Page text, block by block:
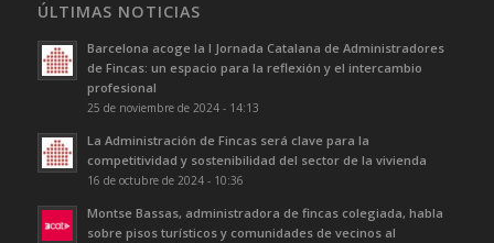
ÚLTIMAS NOTICIAS
Barcelona acoge la I Jornada Catalana de Administradores
de Fincas: un espacio para la reflexión y el intercambio
profesional
25 de noviembre de 2024 - 14:13
La Administración de Fincas será clave para la
competitividad y sostenibilidad del sector de la vivienda
16 de octubre de 2024 - 10:36
Montse Bassas, administradora de fincas colegiada, habla
sobre pisos turísticos y comunidades de vecinos al